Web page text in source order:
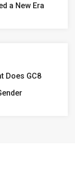
a New Era
Does GC8